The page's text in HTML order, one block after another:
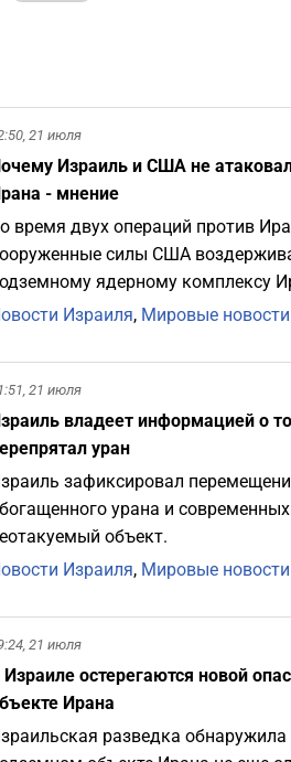
21 июля
Израиль и США не
- мнение
время двух операций против
силы США
ядерному комплексу
Израиля, Мировые новости
21 июля
владеет информацией о
уран
зафиксировал
урана и
объект.
Израиля, Мировые новости
21 июля
Израиле остерегаются новой
Ирана
разведка обнаружила